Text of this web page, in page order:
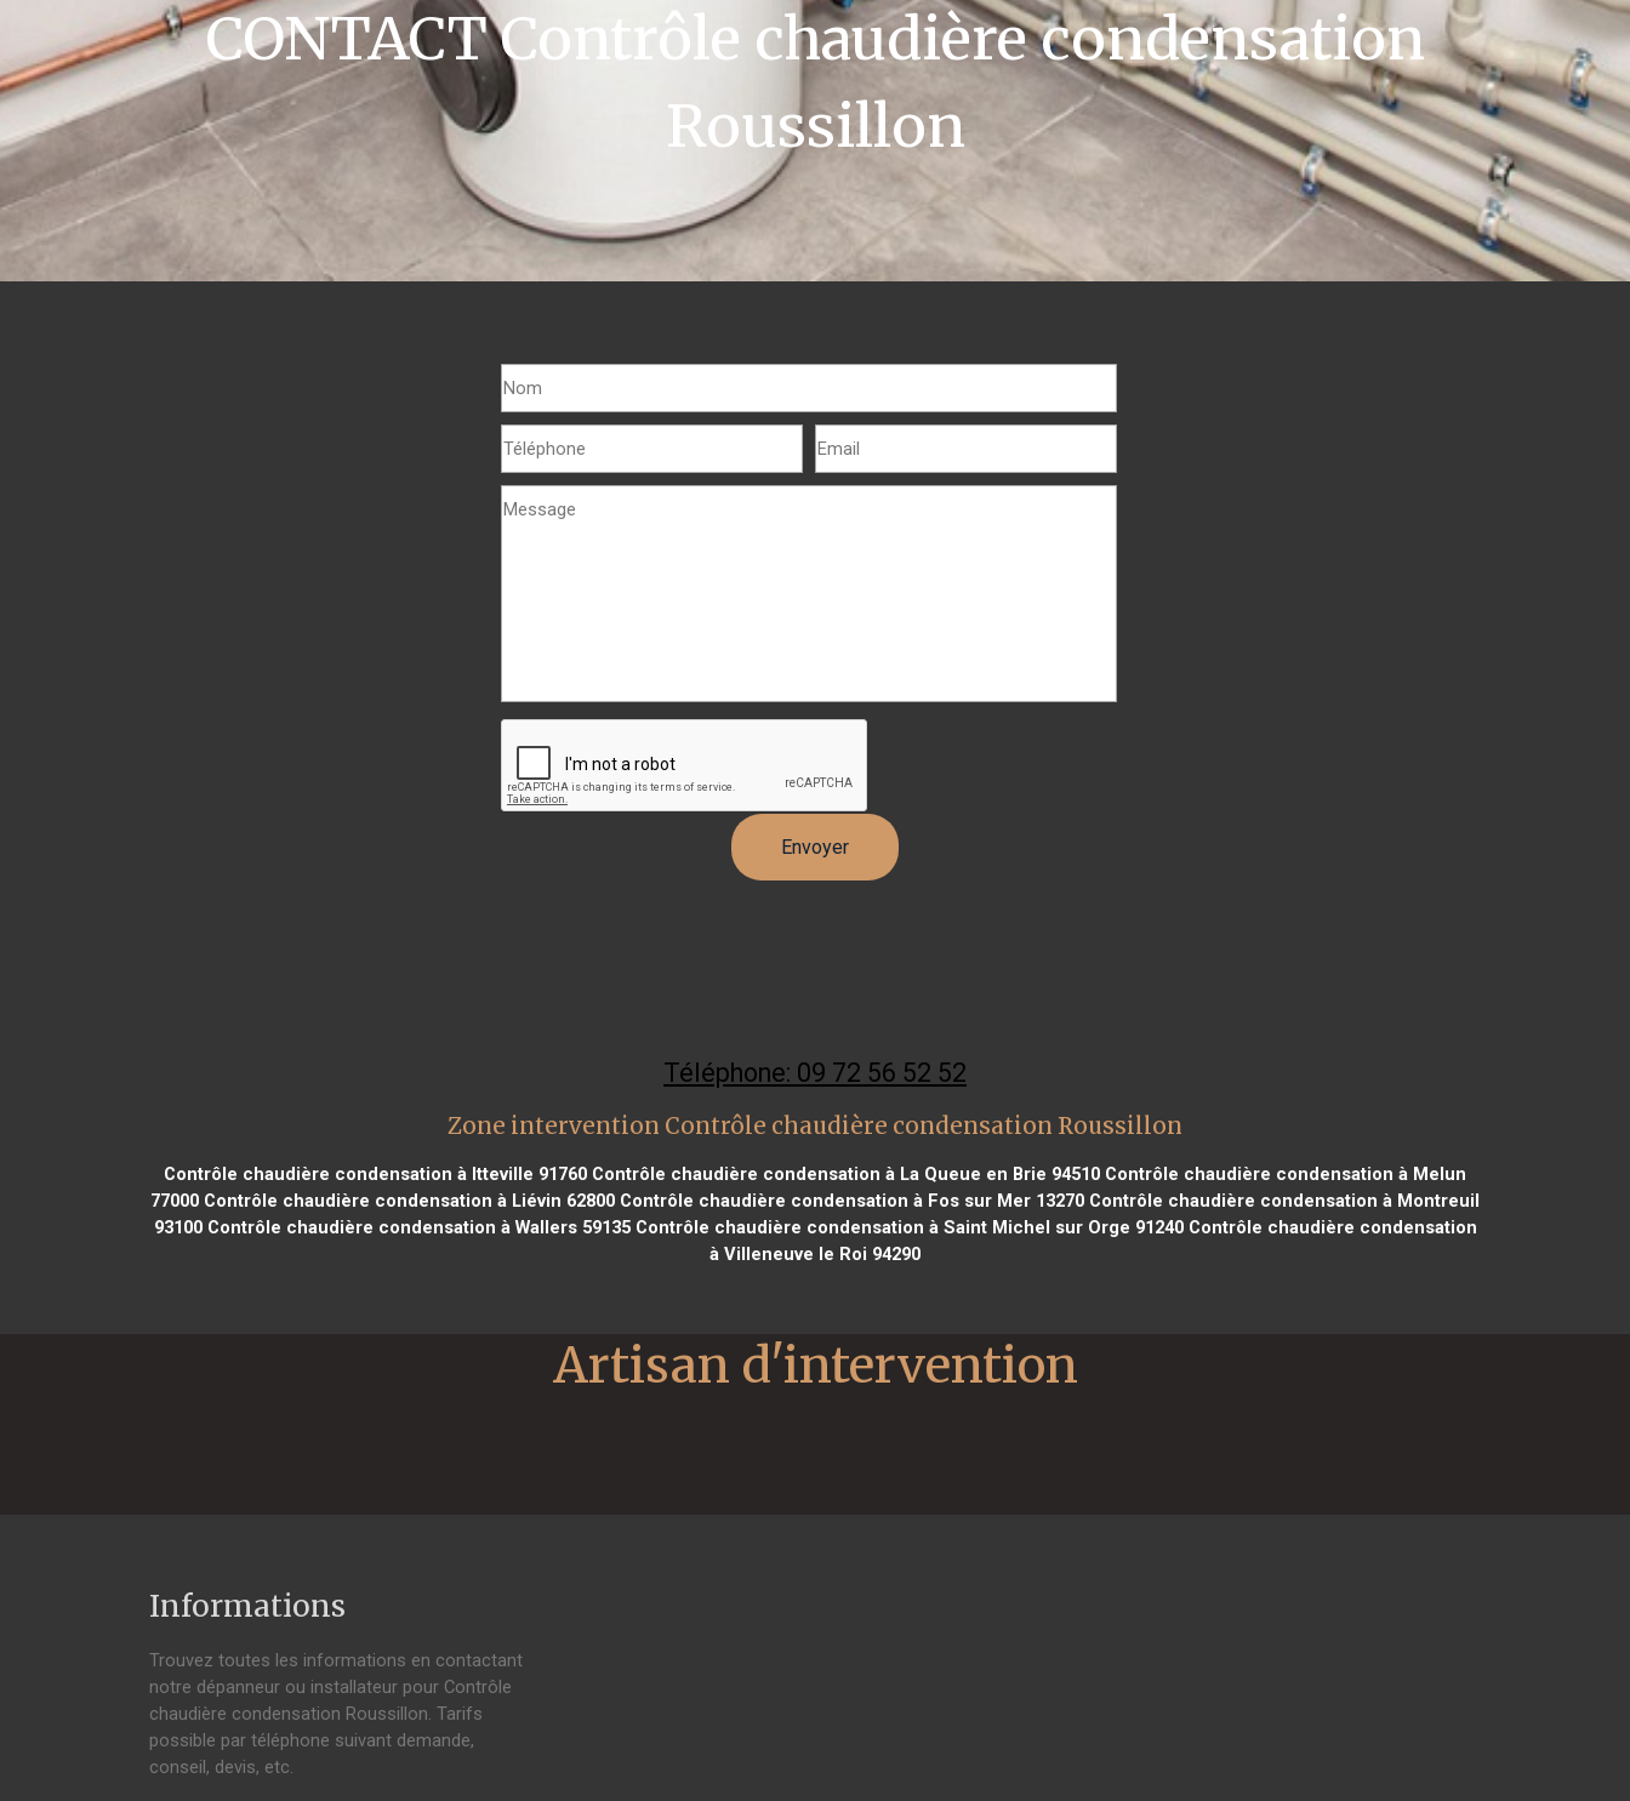
CONTACT Contrôle chaudière condensation
Roussillon
Téléphone: 09 72 56 52 52
Zone intervention Contrôle chaudière condensation Roussillon
Contrôle chaudière condensation à Itteville 91760 Contrôle chaudière condensation à La Queue en Brie 94510 Contrôle chaudière condensation à Melun
77000 Contrôle chaudière condensation à Liévin 62800 Contrôle chaudière condensation à Fos sur Mer 13270 Contrôle chaudière condensation à Montreuil
93100Contrôle chaudière condensation à Wallers 59135Contrôle chaudière condensation à Saint Michel sur Orge 91240Contrôle chaudière condensation
à Villeneuve le Roi 94290
Informations
Trouvez toutes les informations en contactant
notre dépanneur ou installateur pour Contrôle
chaudière condensation Roussillon. Tarifs
possible par téléphone suivant demande,
conseil, devis, etc.
Artisan d'intervention